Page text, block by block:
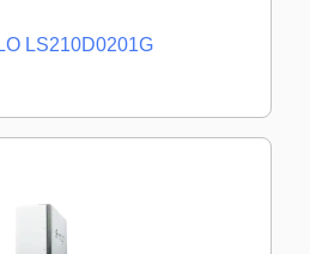
LS210D0201G